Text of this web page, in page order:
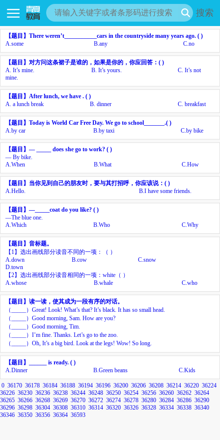
搜索
【题目】 There weren’t___________cars in the countryside many years ago. ( )
A. some B.any C. no
【题目】 对方问这条裙子是谁的，如果是你的，你应回答： ( )
A. It’s mine. B.It’s yours. C. It’s not
mine.
【题目】 After lunch, we have . ( )
A. a lunch break B.dinner C. breakfast
【题目】 Today is World Car Free Day. We go to school_______.( )
A. by car B.by taxi C.by bike
【题目】 — _____ does she go to work? ( )
— By bike.
A. When B. What C. How
【题目】 当你见到自己的朋友时，要与其打招呼，你应该说： ( )
A. Hello. B. I have some friends.
【题目】 —_____coat do you like? ( )
—The blue one.
A. Which B. Who C. Why
【题目】 音标题。
【1 】 选出画线部分读音不同的一项：（ ）
A. down B. cow C. snow
D. town
【2】 选出画线部分读音相同的一项： white（ ）
A. whose B.whale C.who
【题目】 读一读，使其成为一段有序的对话。
（
） Great! Look! What’s that? It’s black. It has so small head.
（
） Good morning, Sam. How are you?
（
） Good morning, Tim.
（
） I’m fine. Thanks. Let’s go to the zoo.
（
） Oh, It’s a big bird. Look at the legs! Wow! So long.
【题目】
______ is ready. ( )
A. Dinner B.Green beans C. Kids
0 36170 36178 36184 36188 36194 36196 36200 36206 36208 36214 36220 36224
36226 36230 36236 36238 36244 36248 36250 36254 36256 36260 36262 36264
36265 36266 36268 36269 36270 36272 36274 36278 36280 36284 36286 36290
36296 36298 36304 36308 36310 36314 36320 36326 36328 36334 36338 36340
36346 36350 36356 36364 36593